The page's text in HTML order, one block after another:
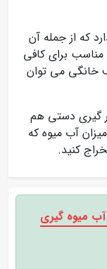
که از جمله آن
برای کافی
خانگی می توان
گیری دستی هم
آب میوه که
کنید.
میوه گیری